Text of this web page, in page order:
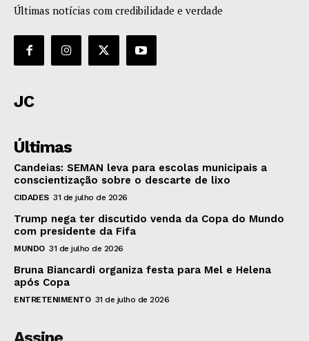
Últimas notícias com credibilidade e verdade
JC
Últimas
Candeias: SEMAN leva para escolas municipais a
conscientização sobre o descarte de lixo
CIDADES 31 de julho de 2026
Trump nega ter discutido venda da Copa do Mundo
com presidente da Fifa
MUNDO 31 de julho de 2026
Bruna Biancardi organiza festa para Mel e Helena
após Copa
ENTRETENIMENTO 31 de julho de 2026